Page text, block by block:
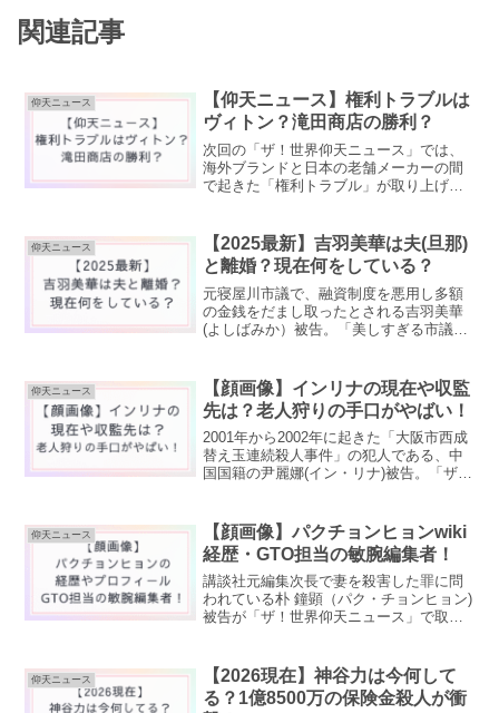
関連記事
仰天ニュース
【仰天ニュース】権利トラブルは
ヴィトン？滝田商店の勝利？
次回の「ザ！世界仰天ニュース」では、
海外ブランドと日本の老舗メーカーの間
で起きた「権利トラブル」が取り上げら
ブランド？」「どんな内容？」と気にな
る人が多いようです。ネッ...
仰天ニュース
【2025最新】吉羽美華は夫(旦那)
と離婚？現在何をしている？
元寝屋川市議で、融資制度を悪用し多額
の金銭をだまし取ったとされる吉羽美華
(よしばみか）被告。「美しすぎる市議」
夫や子供など家族構成や、現在何をして
いるかなど、深堀りして...
仰天ニュース
【顔画像】インリナの現在や収監
先は？老人狩りの手口がやばい！
2001年から2002年に起きた「大阪市西成
替え玉連続殺人事件」の犯人である、中
国国籍の尹麗娜(イン・リナ)被告。「ザ！
一郎（77歳）さんの遺産を狙った犯行
で、加藤さん...
仰天ニュース
【顔画像】パクチョンヒョンwiki
経歴・GTO担当の敏腕編集者！
講談社元編集次長で妻を殺害した罪に問
われている朴 鐘顕（パク・チョンヒョン)
被告が「ザ！世界仰天ニュース」で取り
長を務めるなど、素晴らしいキャリアを
持っていた朴被告の逮...
仰天ニュース
【2026現在】神谷力は今何して
る？1億8500万の保険金殺人が衝